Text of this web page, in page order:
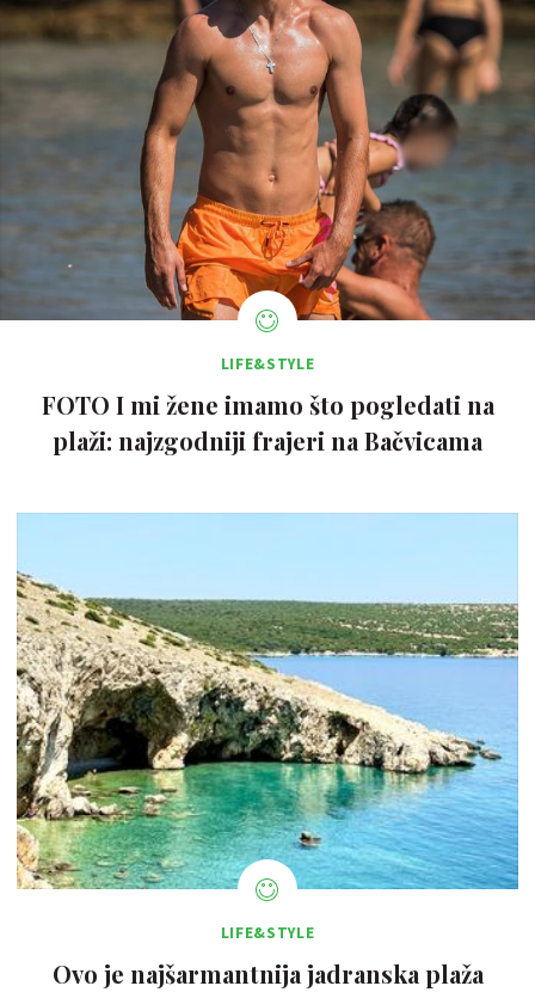
LIFE&STYLE
FOTO I mi žene imamo što pogledati na
plaži: najzgodniji frajeri na Bačvicama
LIFE&STYLE
Ovo je najšarmantnija jadranska plaža